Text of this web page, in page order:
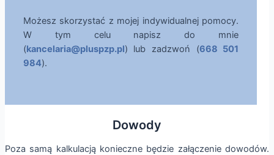
Możesz skorzystać z mojej indywidualnej pomocy.
W tym celu napisz do mnie
(kancelaria@pluspzp.pl) lub zadzwoń (668 501
984).
Dowody
Poza samą kalkulacją konieczne będzie załączenie dowodów.